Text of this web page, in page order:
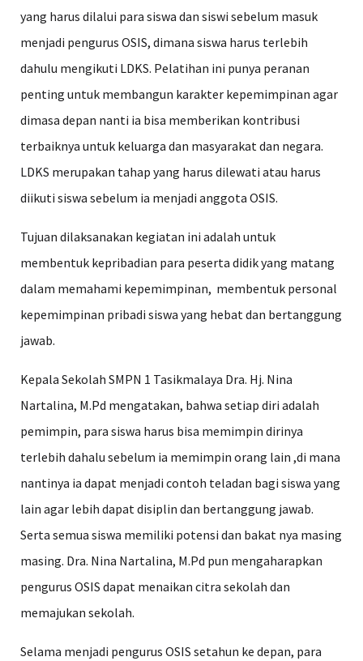
yang harus dilalui para siswa dan siswi sebelum masuk
menjadi pengurus OSIS, dimana siswa harus terlebih
dahulu mengikuti LDKS. Pelatihan ini punya peranan
penting untuk membangun karakter kepemimpinan agar
dimasa depan nanti ia bisa memberikan kontribusi
terbaiknya untuk keluarga dan masyarakat dan negara.
LDKS merupakan tahap yang harus dilewati atau harus
diikuti siswa sebelum ia menjadi anggota OSIS.
Tujuan dilaksanakan kegiatan ini adalah untuk
membentuk kepribadian para peserta didik yang matang
dalam memahami kepemimpinan, membentuk personal
kepemimpinan pribadi siswa yang hebat dan bertanggung
jawab.
Kepala Sekolah SMPN 1 Tasikmalaya Dra. Hj. Nina
Nartalina, M.Pd mengatakan, bahwa setiap diri adalah
pemimpin, para siswa harus bisa memimpin dirinya
terlebih dahalu sebelum ia memimpin orang lain ,di mana
nantinya ia dapat menjadi contoh teladan bagi siswa yang
lain agar lebih dapat disiplin dan bertanggung jawab.
Serta semua siswa memiliki potensi dan bakat nya masing
masing. Dra. Nina Nartalina, M.Pd pun mengaharapkan
pengurus OSIS dapat menaikan citra sekolah dan
memajukan sekolah.
Selama menjadi pengurus OSIS setahun ke depan, para